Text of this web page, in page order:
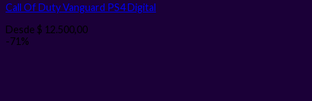
Call Of Duty Vanguard PS4Digital
Desde $ 12.500,00
-71%